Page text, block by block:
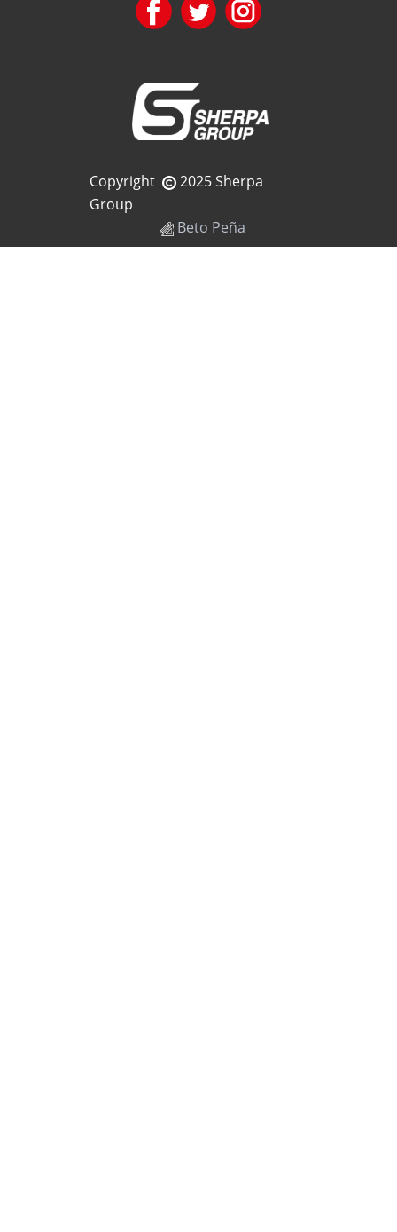
Copyright
2025 Sherpa
Group
Beto Peña